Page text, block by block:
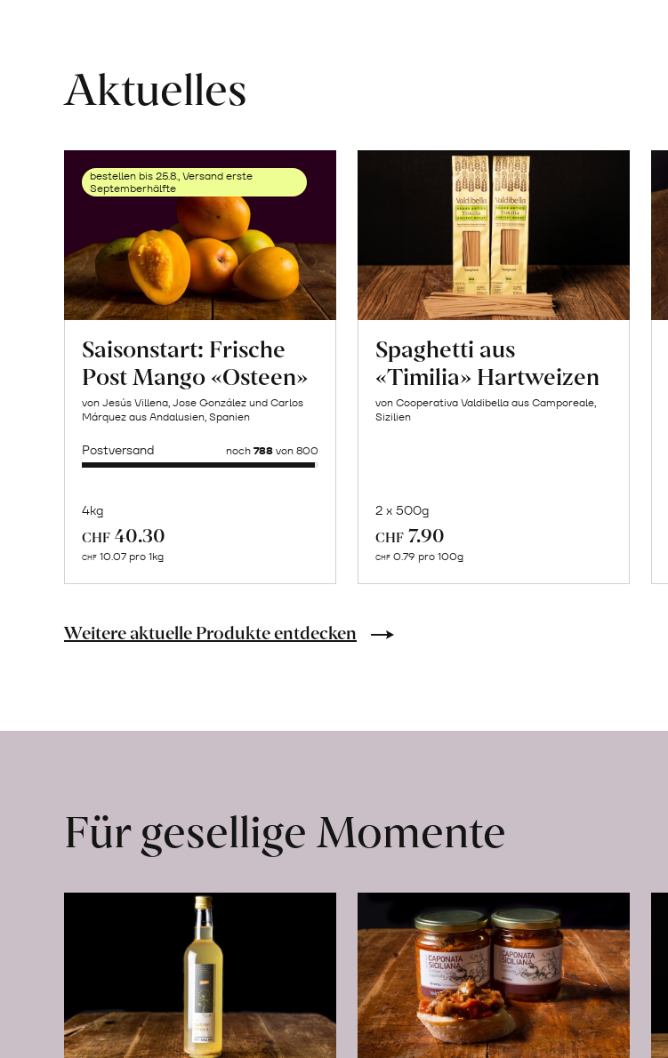
Aktuelles
bestellen bis 25.8., Versand erste
Septemberhälfte
Saisonstart: Frische
Post Mango «Osteen»
von Jesús Villena, Jose González und Carlos
Márquez aus Andalusien, Spanien
Postversand noch 788von 800
4kg
CHF 40.30
CHF 10.07 pro 1kg
Naturbelassene
Lebensmittel
ab
Spaghetti aus
«Timilia» Hartweizen
von Cooperativa Valdibella aus Camporeale,
Sizilien
2 x 500g
CHF 7.90
CHF 0.79 pro 100g
Weitere aktuelle Produkte entdecken
Für gesellige Momente